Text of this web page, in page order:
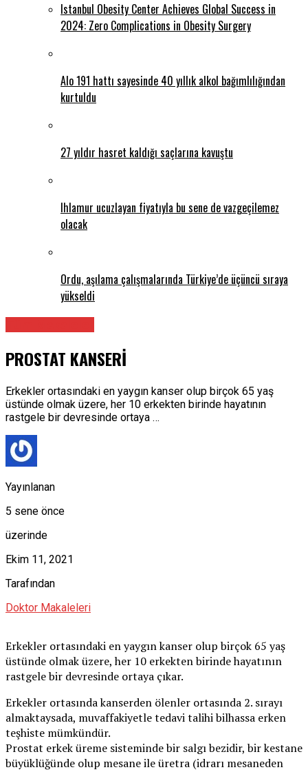
Istanbul Obesity Center Achieves Global Success in
2024: Zero Complications in Obesity Surgery
Alo 191 hattı sayesinde 40 yıllık alkol bağımlılığından
kurtuldu
27 yıldır hasret kaldığı saçlarına kavuştu
Ihlamur ucuzlayan fiyatıyla bu sene de vazgeçilemez
olacak
Ordu, aşılama çalışmalarında Türkiye’de üçüncü sıraya
yükseldi
PROSTAT KANSERİ
Erkekler ortasındaki en yaygın kanser olup birçok 65 yaş
üstünde olmak üzere, her 10 erkekten birinde hayatının
rastgele bir devresinde ortaya …
Yayınlanan
5 sene önce
üzerinde
Ekim 11, 2021
Tarafından
Doktor Makaleleri
Erkekler ortasındaki en yaygın kanser olup birçok 65 yaş
üstünde olmak üzere, her 10 erkekten birinde hayatının
rastgele bir devresinde ortaya çıkar.
Erkekler ortasında kanserden ölenler ortasında 2. sırayı
almaktaysada, muvaffakiyetle tedavi talihi bilhassa erken
teşhiste mümkündür.
Prostat erkek üreme sisteminde bir salgı bezidir, bir kestane
büyüklüğünde olup mesane ile üretra (idrarı mesaneden